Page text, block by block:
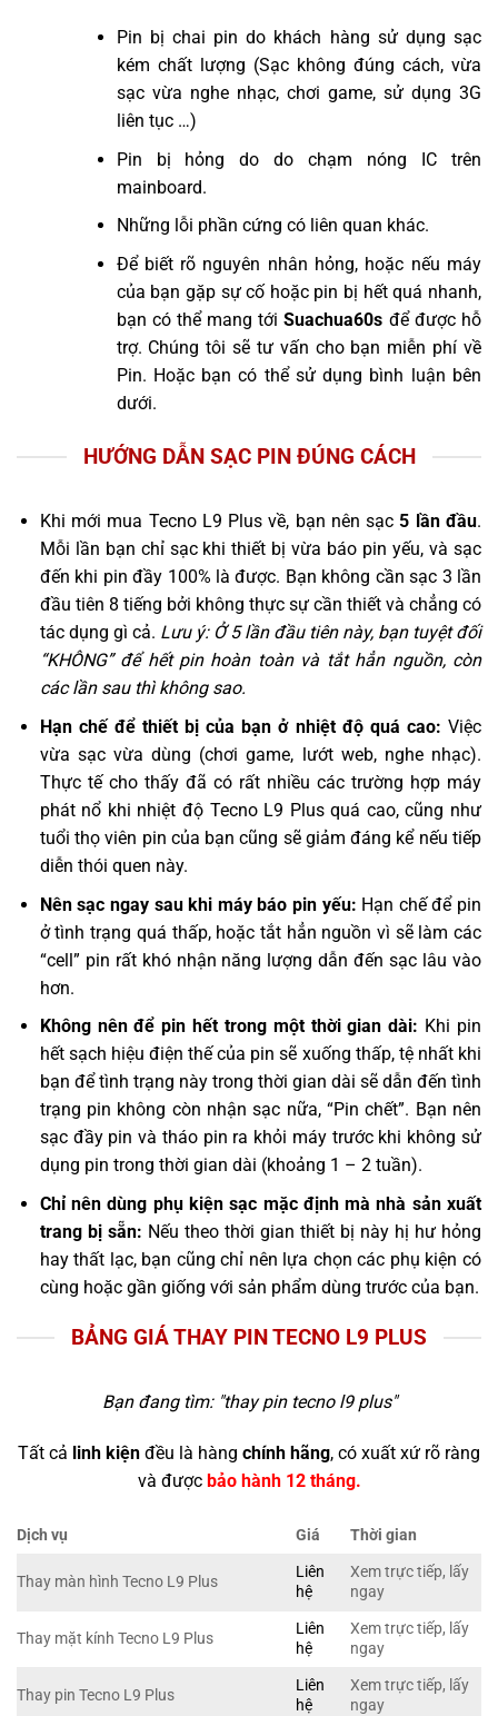
Pin bị chai pin do khách hàng sử dụng sạc
kém chất lượng (Sạc không đúng cách, vừa
sạc vừa nghe nhạc, chơi game, sử dụng 3G
liên tục …)
Pin bị hỏng do do chạm nóng IC trên
mainboard.
Những lỗi phần cứng có liên quan khác.
Để biết rõ nguyên nhân hỏng, hoặc nếu máy
của bạn gặp sự cố hoặc pin bị hết quá nhanh,
bạn có thể mang tớiSuachua60s để được hỗ
trợ. Chúng tôi sẽ tư vấn cho bạn miễn phí về
Pin. Hoặc bạn có thể sử dụng bình luận bên
dưới.
HƯỚNG DẪN SẠC PIN ĐÚNG CÁCH
Khi mới mua Tecno L9 Plus về, bạn nên sạc 5 lần đầu.
Mỗi lần bạn chỉ sạc khi thiết bị vừa báo pin yếu, và sạc
đến khi pin đầy 100% là được. Bạn không cần sạc 3 lần
đầu tiên 8 tiếng bởi không thực sự cần thiết và chẳng có
tác dụng gì cả. Lưu ý: Ở 5 lần đầu tiên này, bạn tuyệt đối
“KHÔNG” để hết pin hoàn toàn và tắt hẳn nguồn, còn
các lần sau thì không sao.
Hạn chế để thiết bị của bạn ở nhiệt độ quá cao: Việc
vừa sạc vừa dùng (chơi game, lướt web, nghe nhạc).
Thực tế cho thấy đã có rất nhiều các trường hợp máy
phát nổ khi nhiệt độ Tecno L9 Plus quá cao, cũng như
tuổi thọ viên pin của bạn cũng sẽ giảm đáng kể nếu tiếp
diễn thói quen này.
Nên sạc ngay sau khi máy báo pin yếu: Hạn chế để pin
ở tình trạng quá thấp, hoặc tắt hẳn nguồn vì sẽ làm các
“cell” pin rất khó nhận năng lượng dẫn đến sạc lâu vào
hơn.
Không nên để pin hết trong một thời gian dài: Khi pin
hết sạch hiệu điện thế của pin sẽ xuống thấp, tệ nhất khi
bạn để tình trạng này trong thời gian dài sẽ dẫn đến tình
trạng pin không còn nhận sạc nữa, “Pin chết”. Bạn nên
sạc đầy pin và tháo pin ra khỏi máy trước khi không sử
dụng pin trong thời gian dài (khoảng 1 – 2 tuần).
Chỉ nên dùng phụ kiện sạc mặc định mà nhà sản xuất
trang bị sẵn: Nếu theo thời gian thiết bị này hị hư hỏng
hay thất lạc, bạn cũng chỉ nên lựa chọn các phụ kiện có
cùng hoặc gần giống với sản phẩm dùng trước của bạn.
BẢNG GIÁ THAY PIN TECNO L9 PLUS
Bạn đang tìm: "thay pin tecno l9 plus"
Tất cả linh kiện đều là hàng chính hãng, có xuất xứ rõ ràng
và được bảo hành 12 tháng.
Dịch vụ Giá Thời gian
Thay màn hình Tecno L9 Plus
Liên
hệ
Xem trực tiếp, lấy
ngay
Thay mặt kính Tecno L9 Plus
Liên
hệ
Xem trực tiếp, lấy
ngay
Thay pin Tecno L9 Plus
Liên
hệ
Xem trực tiếp, lấy
ngay